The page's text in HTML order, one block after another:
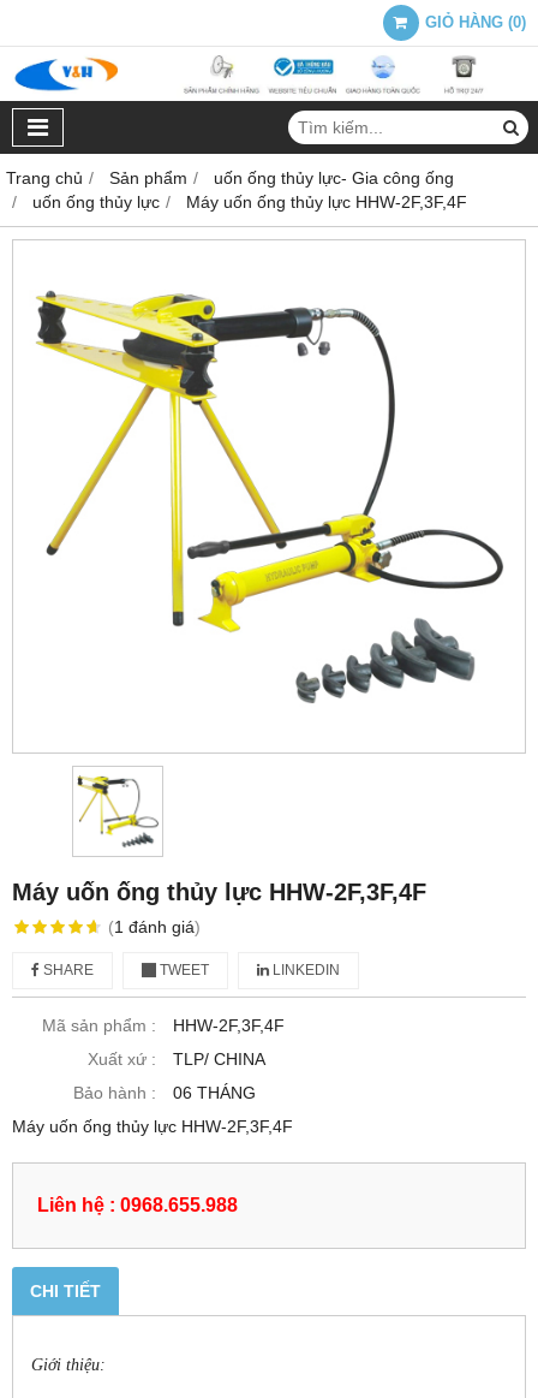
GIỎ HÀNG (0)
Trang chủ Sản phẩm
uốn ống thủy lực- Gia công ống
uốn ống thủy lực
Máy uốn ống thủy lực HHW-2F,3F,4F
Máy uốn ống thủy lực HHW-2F,3F,4F
(1 đánh giá)
SHARE TWEET LINKEDIN
Mã sản phẩm :
HHW-2F,3F,4F
Xuất xứ :
TLP/ CHINA
Bảo hành :
06 THÁNG
Máy uốn ống thủy lực HHW-2F,3F,4F
Liên hệ : 0968.655.988
CHI TIẾT
Giới thiệu: